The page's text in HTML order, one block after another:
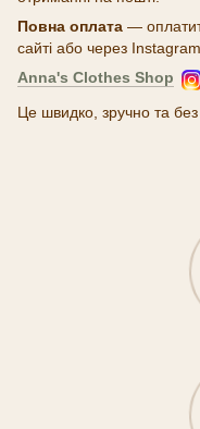
Повна оплата —
сайті або через Instagram
Anna's Clothes Shop
Це швидко, зручно та без